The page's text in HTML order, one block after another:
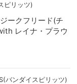
ピリッツ)
ークフリード(チ
レイナ・プラウ
バンダイスピリッツ)